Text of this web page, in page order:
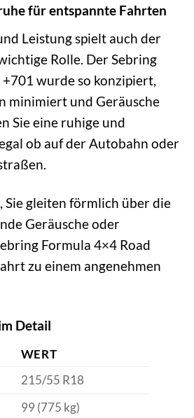
für entspannte Fahrten
Leistung spielt auch der
Rolle. Der Sebring
wurde so konzipiert,
minimiert und Geräusche
Sie eine ruhige und
ob auf der Autobahn oder
Sie gleiten förmlich über die
Geräusche oder
Formula 4×4 Road
zu einem angenehmen
Detail
WERT
215/55 R18
99 (775 kg)